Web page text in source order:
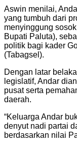
Aswin menilai,
yang tumbuh dari
menyinggung
Bupati Paluta),
politik bagi kader
(Tabagsel).
Dengan latar
legislatif, Andar
pusat serta
daerah.
“Keluarga Andar
denyut nadi partai
berdasarkan nilai